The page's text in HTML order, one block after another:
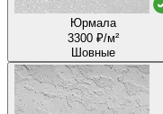
Юрмала
3300 ₽/м²
Шовные